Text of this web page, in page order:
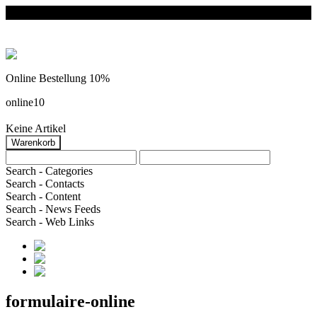
Online Bestellung 10%
online10
Keine Artikel
Search - Categories
Search - Contacts
Search - Content
Search - News Feeds
Search - Web Links
formulaire-online